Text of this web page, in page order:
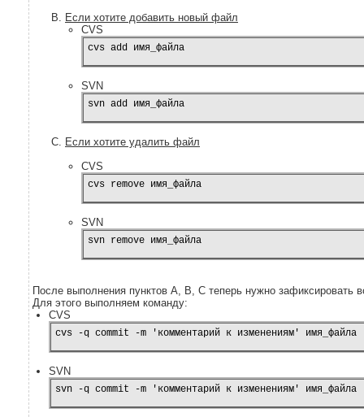
Если хотите добавить новый файл
CVS
cvs add имя_файла
SVN
svn add имя_файла
Если хотите удалить файл
CVS
cvs remove имя_файла
SVN
svn remove имя_файла
После выполнения пунктов A, B, C теперь нужно зафиксировать
Для этого выполняем команду:
CVS
cvs -q commit -m 'комментарий к изменениям' имя_файла
SVN
svn -q commit -m 'комментарий к изменениям' имя_файла